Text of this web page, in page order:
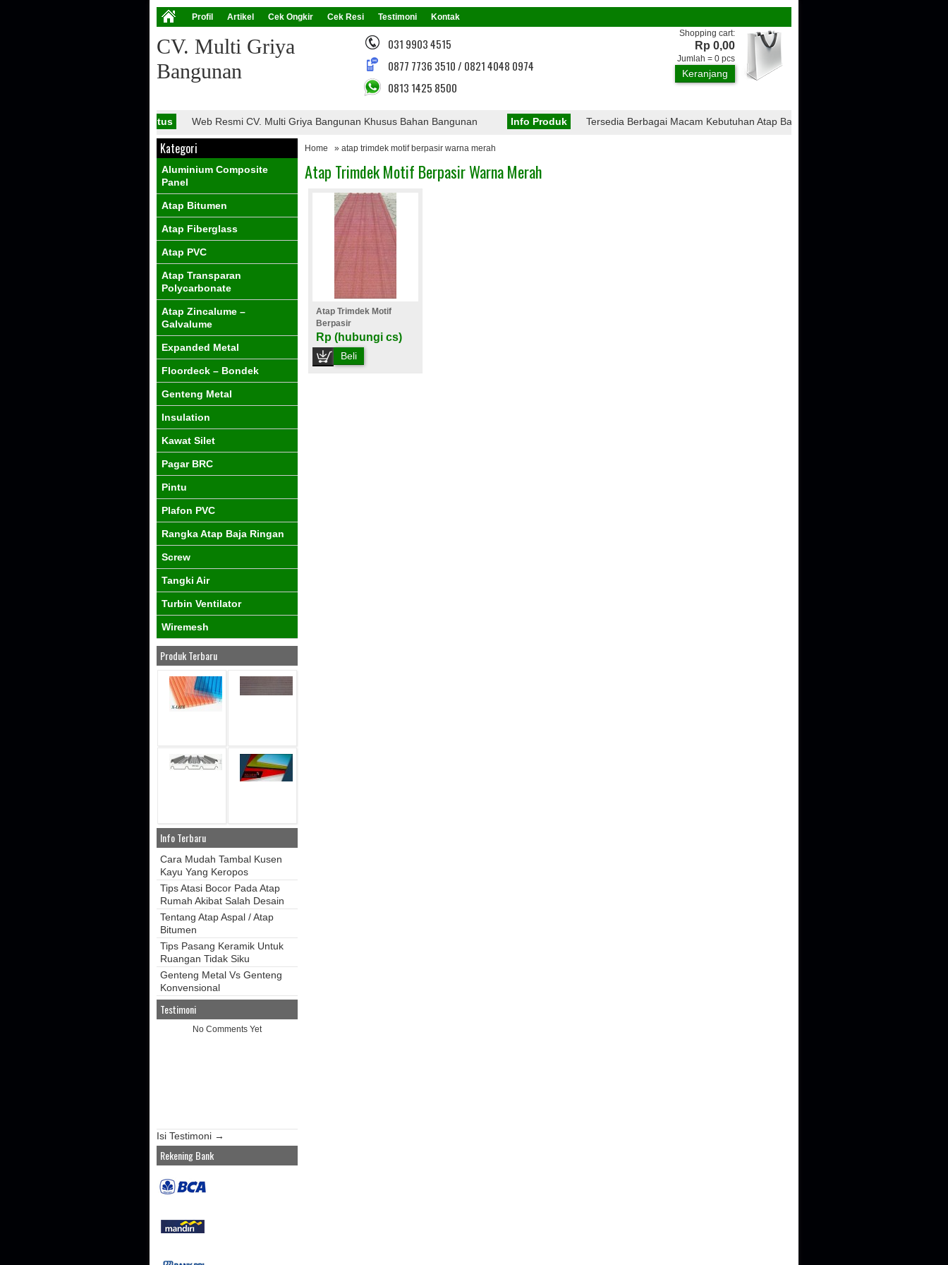
Profil Artikel Cek Ongkir Cek Resi Testimoni Kontak
CV. Multi Griya
Bangunan
031 9903 4515
0877 7736 3510 / 0821 4048 0974
0813 1425 8500
Shopping cart:
Rp 0,00
Jumlah = 0 pcs
Keranjang
Web Resmi CV. Multi Griya Bangunan Khusus Bahan Bangunan Info Produk Tersedia Berbagai Macam Kebutuhan Atap Bangunan, Seperti : Atap CTI, Atap
Home » atap trimdek motif berpasir warna merah
Atap Trimdek Motif Berpasir Warna Merah
Atap Trimdek Motif
Berpasir
Rp (hubungi cs)
Beli
Kategori
Aluminium Composite
Panel
Atap Bitumen
Atap Fiberglass
Atap PVC
Atap Transparan
Polycarbonate
Atap Zincalume –
Galvalume
Expanded Metal
Floordeck – Bondek
Genteng Metal
Insulation
Kawat Silet
Pagar BRC
Pintu
Plafon PVC
Rangka Atap Baja Ringan
Screw
Tangki Air
Turbin Ventilator
Wiremesh
Produk Terbaru
Info Terbaru
Cara Mudah Tambal Kusen
Kayu Yang Keropos
Tips Atasi Bocor Pada Atap
Rumah Akibat Salah Desain
Tentang Atap Aspal / Atap
Bitumen
Tips Pasang Keramik Untuk
Ruangan Tidak Siku
Genteng Metal Vs Genteng
Konvensional
Testimoni
No Comments Yet
Isi Testimoni →
Rekening Bank